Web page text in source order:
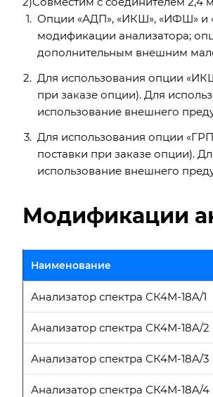
Опции «АДП», «ИКШ», «ИФШ» и
модификации анализатора;
дополнительным внешним
Для использования опции
при заказе опции). Для
использование внешнего
Для использования опции
поставки при заказе опции).
использование внешнего
Модификации
Наименование
Анализатор спектра СК4М-18A/1
Анализатор спектра СК4М-18A/2
Анализатор спектра СК4М-18A/3
Анализатор спектра СК4М-18A/4